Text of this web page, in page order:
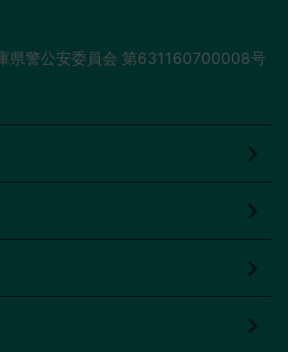
県警公安委員会 第631160700008号